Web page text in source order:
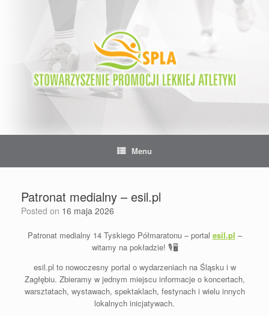
Menu
Patronat medialny – esil.pl
Posted on 16 maja 2026
Patronat medialny 14 Tyskiego Półmaratonu – portal esil.pl –
witamy na pokładzie! 🎙️🖥️
esil.pl to nowoczesny portal o wydarzeniach na Śląsku i w
Zagłębiu. Zbieramy w jednym miejscu informacje o koncertach,
warsztatach, wystawach, spektaklach, festynach i wielu innych
lokalnych inicjatywach.